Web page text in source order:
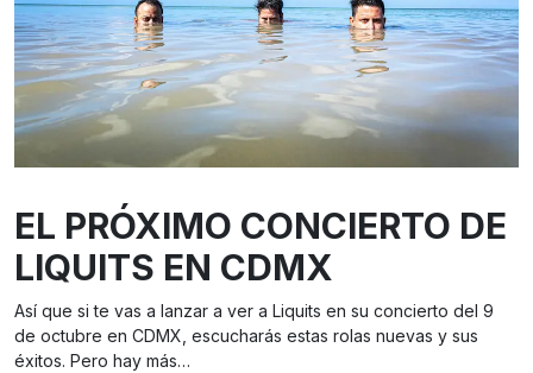
EL PRÓXIMO CONCIERTO DE
LIQUITS EN CDMX
Así que si te vas a lanzar a ver a Liquits en su concierto del 9
de octubre en CDMX, escucharás estas rolas nuevas y sus
éxitos. Pero hay más…